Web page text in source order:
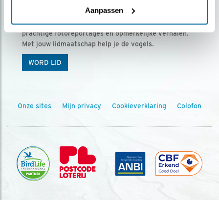
Aanpassen
Ontvang 5 x Vogels voor € 36,00 per jaar
Vogels is het tijdschrift voor onze leden, met
prachtige fotoreportages en opmerkelijke verhalen.
Met jouw lidmaatschap help je de vogels.
WORD LID
Onze sites Mijn privacy Cookieverklaring Colofon